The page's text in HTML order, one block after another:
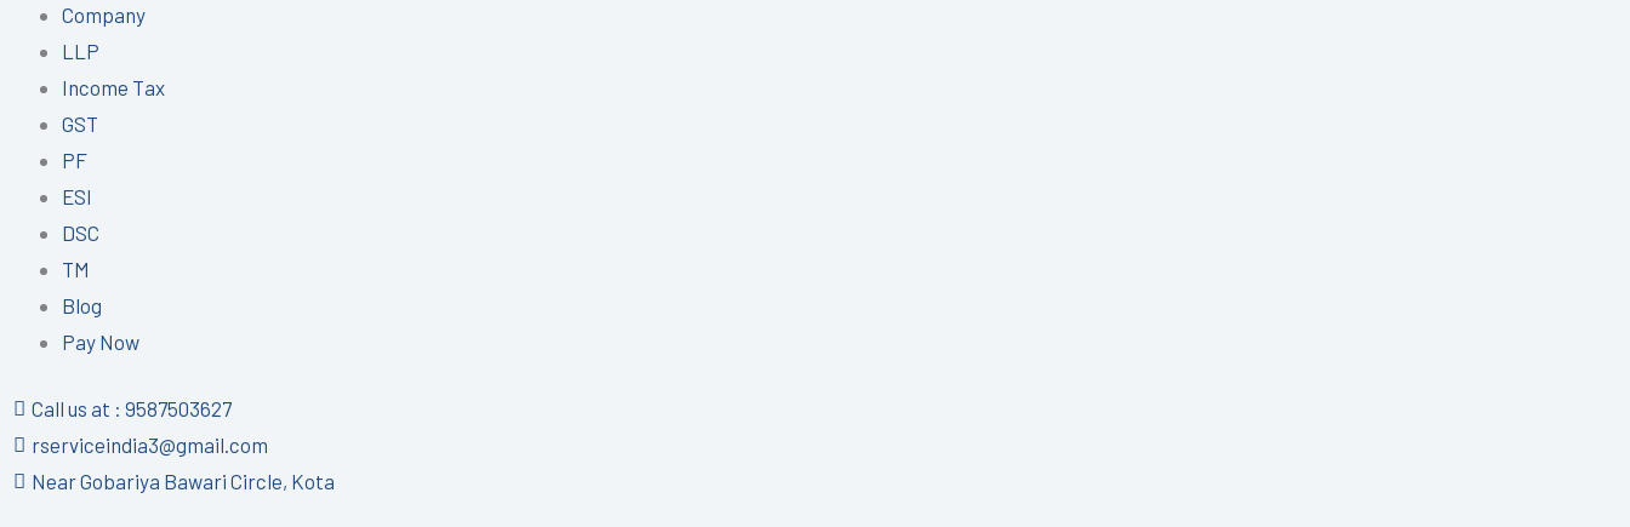
Company
LLP
Income Tax
GST
PF
ESI
DSC
TM
Blog
Pay Now
Call us at : 9587503627
rserviceindia3@gmail.com
Near Gobariya Bawari Circle, Kota